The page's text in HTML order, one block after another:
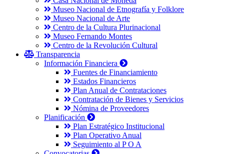
Museo Nacional de Etnografía y Folklore
Museo Nacional de Arte
Centro de la Cultura Plurinacional
Museo Fernando Montes
Centro de la Revolución Cultural
Transparencia
Información Financiera
Fuentes de Financiamiento
Estados Financieros
Plan Anual de Contrataciones
Contratación de Bienes y Servicios
Nómina de Proveedores
Planificación
Plan Estratégico Institucional
Plan Operativo Anual
Seguimiento al P O A